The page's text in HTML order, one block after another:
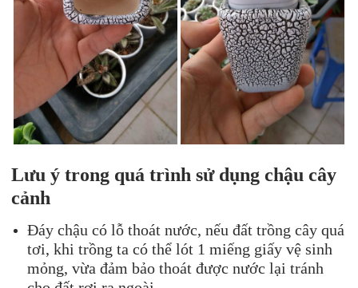
Lưu ý trong quá trình sử dụng chậu cây
cảnh
Đáy chậu có lỗ thoát nước, nếu đất trồng cây quá
tơi, khi trồng ta có thể lót 1 miếng giấy vệ sinh
mỏng, vừa đảm bảo thoát được nước lại tránh